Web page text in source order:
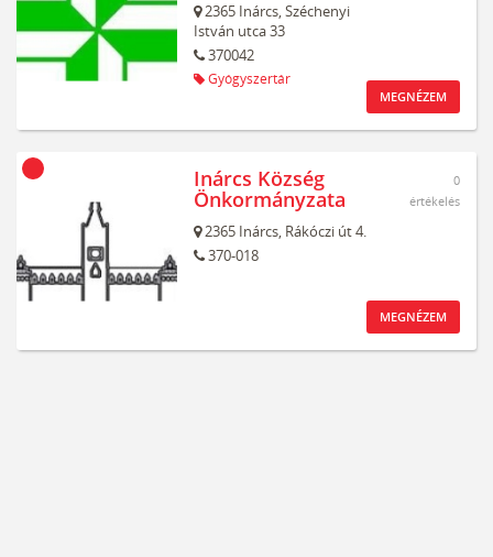
2365 Inárcs,Széchenyi
István utca 33
370042
Gyógyszertár
MEGNÉZEM
Inárcs Község
Önkormányzata
2365 Inárcs, Rákóczi út 4.
370-018
0
értékelés
MEGNÉZEM